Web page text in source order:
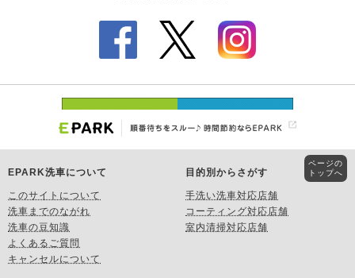
EPARK洗車について
このサイトについて
洗車までのながれ
洗車の豆知識
よくあるご質問
キャンセルについて
目的別からさがす
手洗い洗車対応店舗
コーティング対応店舗
室内清掃対応店舗
ページの
トップへ